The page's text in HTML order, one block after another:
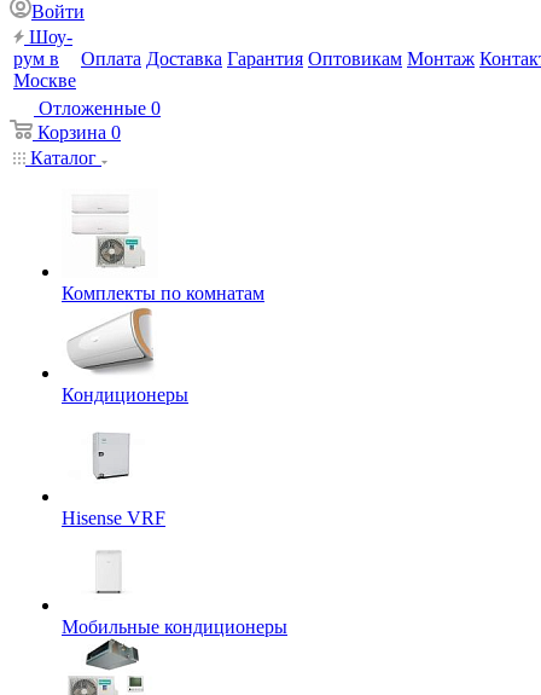
Войти
Шоу-
рум в
Москве
Оплата Доставка Гарантия Оптовикам Монтаж
Отложенные 0
Корзина 0
Каталог
Комплекты по комнатам
Кондиционеры
Hisense VRF
Мобильные кондиционеры